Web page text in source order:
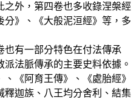
之外，第四卷也多收錄涅槃經
》、《大般泥洹經》等，多
有一部分特色在付法傳承
派法脈傳承的主要史料依據。
《阿育王傳》、《處胎經》
釋迦族、八王均分舍利、結集